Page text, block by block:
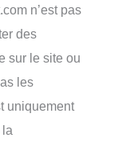
n’est pas
des
sur le site ou
les
uniquement
la